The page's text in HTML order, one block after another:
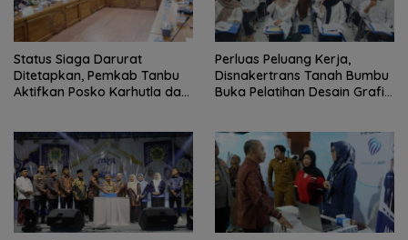
Status Siaga Darurat
Ditetapkan, Pemkab Tanbu
Aktifkan Posko Karhutla dan
Perluas Peluang Kerja,
Disnakertrans Tanah Bumbu
Buka Pelatihan Desain Grafis